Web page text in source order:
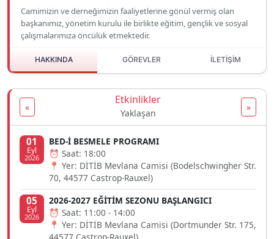
Camimizin ve derneğimizin faaliyetlerine gönül vermiş olan
başkanımız, yönetim kurulu ile birlikte eğitim, gençlik ve sosyal
çalışmalarımıza öncülük etmektedir.
HAKKINDA GÖREVLER İLETİŞİM
«
Etkinlikler
Yaklaşan
»
01
Eyl
2026
BED-İ BESMELE PROGRAMI
⏰ Saat: 18:00
📍 Yer: DİTİB Mevlana Camisi (Bodelschwingher Str.
70, 44577 Castrop-Rauxel)
05
Eyl
2026
2026-2027 EĞİTİM SEZONU BAŞLANGICI
⏰ Saat: 11:00 - 14:00
📍 Yer: DİTİB Mevlana Camisi (Dortmunder Str. 175,